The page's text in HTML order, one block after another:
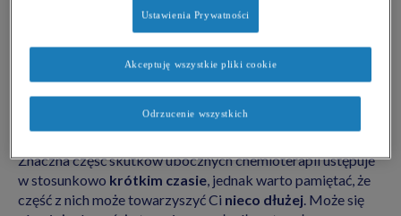
problemy z płodnością.3
Czy działania niepożądane utrzymują
Znaczna część skutków ubocznych chemioterapii ustępuje
w stosunkowo krótkim czasie, jednak warto pamiętać, że
część z nich może towarzyszyć Ci nieco dłużej. Może się
Ustawienia Prywatności
Odrzucenie wszystkich
Akceptuję wszystkie pliki cookie